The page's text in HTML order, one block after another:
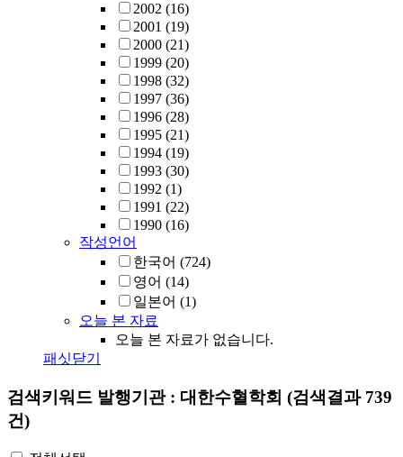
2002 (16)
2001 (19)
2000 (21)
1999 (20)
1998 (32)
1997 (36)
1996 (28)
1995 (21)
1994 (19)
1993 (30)
1992 (1)
1991 (22)
1990 (16)
작성언어
한국어 (724)
영어 (14)
일본어 (1)
오늘 본 자료
오늘 본 자료가 없습니다.
패싯닫기
검색키워드 발행기관 : 대한수혈학회 (검색결과 739
건)